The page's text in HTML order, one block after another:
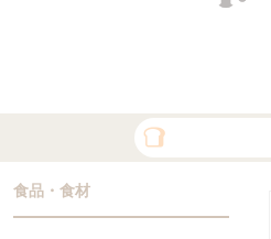
食品・食材